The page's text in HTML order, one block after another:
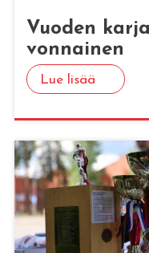
Vuo­den
von­nai­nen
Lue lisää